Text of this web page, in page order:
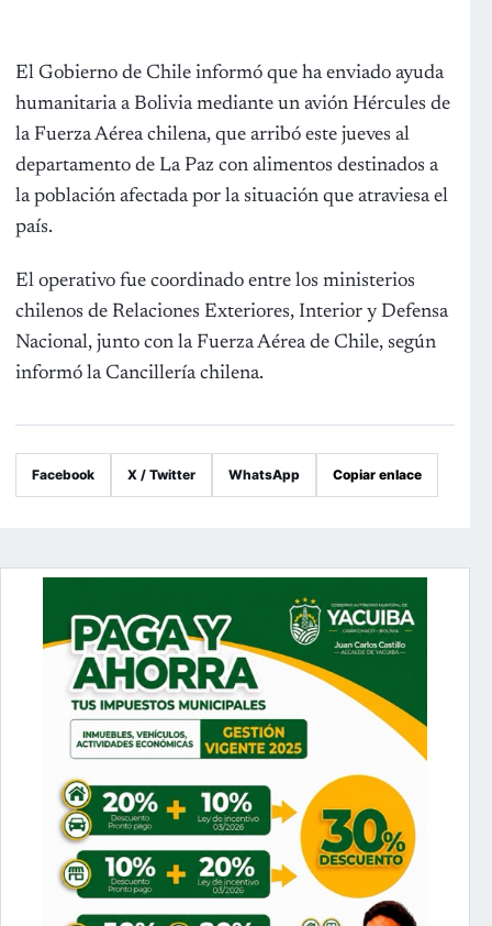
El Gobierno de Chile informó que ha enviado ayuda
humanitaria a Bolivia mediante un avión Hércules de
la Fuerza Aérea chilena, que arribó este jueves al
departamento de La Paz con alimentos destinados a
la población afectada por la situación que atraviesa el
país.
El operativo fue coordinado entre los ministerios
chilenos de Relaciones Exteriores, Interior y Defensa
Nacional, junto con la Fuerza Aérea de Chile, según
informó la Cancillería chilena.
Facebook X / Twitter WhatsApp Copiar enlace